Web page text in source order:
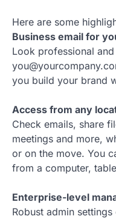
Here are some
Business email for
Look professional
you build your brand
Access from any
Check emails, share
meetings and more,
or on the move. You
from a computer,
Enterprise-level
Robust admin